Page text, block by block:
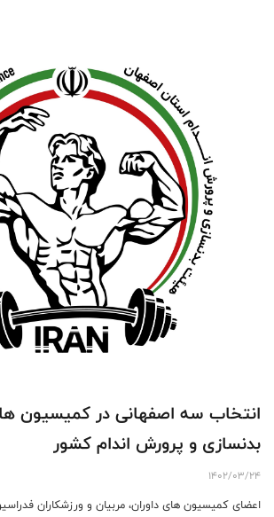
انتخاب سه اصفهانی در کمیسیون
بدنسازی و پرورش اندام کشور
1402/03/24
اعضای کمیسیون های داوران، مربیان و ورزشکاران